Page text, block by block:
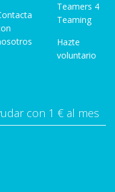
Teamers 4
Teaming
Hazte
voluntario
con 1 € al mes